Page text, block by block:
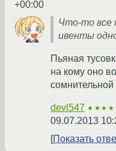
+00:00
Что-то все
ивенты
Пьяная
на кому оно
devl547
09.07.2013
Показать